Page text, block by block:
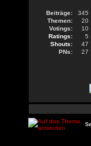
Beiträge:
345
Themen:
20
Votings:
10
Ratings:
5
Shouts:
47
PNs:
27